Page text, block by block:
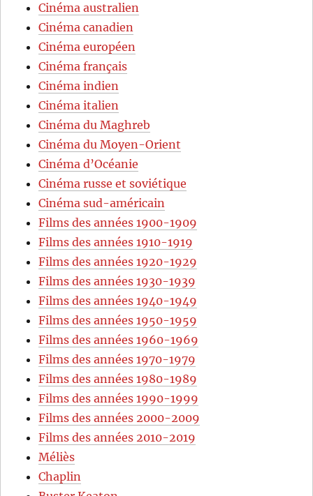
Cinéma australien
Cinéma canadien
Cinéma européen
Cinéma français
Cinéma indien
Cinéma italien
Cinéma du Maghreb
Cinéma du Moyen-Orient
Cinéma d’Océanie
Cinéma russe et soviétique
Cinéma sud-américain
Films des années 1900-1909
Films des années 1910-1919
Films des années 1920-1929
Films des années 1930-1939
Films des années 1940-1949
Films des années 1950-1959
Films des années 1960-1969
Films des années 1970-1979
Films des années 1980-1989
Films des années 1990-1999
Films des années 2000-2009
Films des années 2010-2019
Méliès
Chaplin